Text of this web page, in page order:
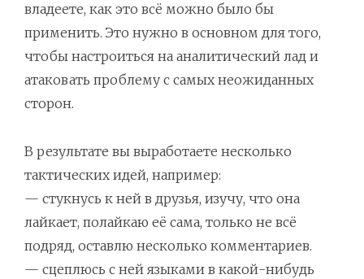
владеете, как это всё можно было бы
применить. Это нужно в основном для того,
чтобы настроиться на аналитический лад и
атаковать проблему с самых неожиданных
сторон.
В результате вы выработаете несколько
тактических идей, например:
— стукнусь к ней в друзья, изучу, что она
лайкает, полайкаю её сама, только не всё
подряд, оставлю несколько комментариев.
— сцеплюсь с ней языками в какой-нибудь